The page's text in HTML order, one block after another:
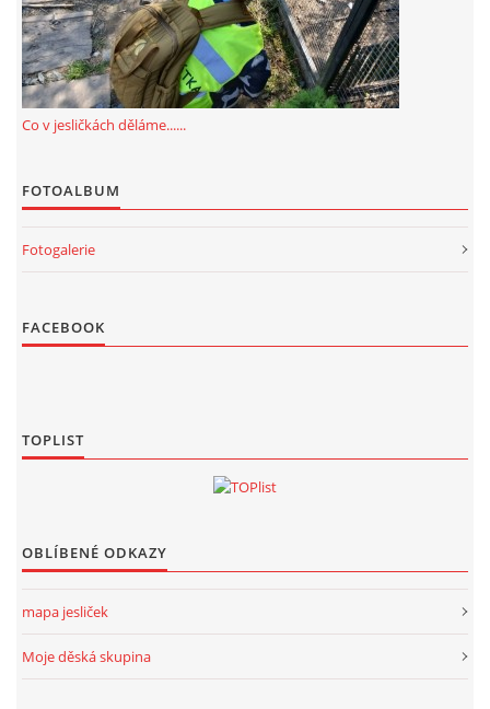
Co v jesličkách děláme......
FOTOALBUM
Fotogalerie
FACEBOOK
TOPLIST
OBLÍBENÉ ODKAZY
mapa jesliček
Moje děská skupina